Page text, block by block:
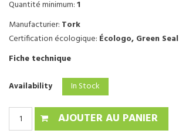
Quantité minimum:1
Manufacturier: Tork
Certification écologique: Écologo, Green Seal
Fiche technique
Availability In Stock
AJOUTER AU PANIER